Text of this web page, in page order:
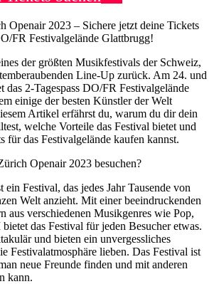
Openair 2023 – Sichere jetzt deine Tickets
FR Festivalgelände Glattbrugg!
der größten Musikfestivals der Schweiz,
Line-Up zurück. Am 24. und
das 2-Tagespass DO/FR Festivalgelände
einige der besten Künstler der Welt
Artikel erfährst du, warum du dir dein
welche Vorteile das Festival bietet und
für das Festivalgelände kaufen kannst.
Openair 2023 besuchen?
Festival, das jedes Jahr Tausende von
Welt anzieht. Mit einer beeindruckenden
aus verschiedenen Musikgenres wie Pop,
das Festival für jeden Besucher etwas.
und bieten ein unvergessliches
Festivalatmosphäre lieben. Das Festival ist
neue Freunde finden und mit anderen
kann.